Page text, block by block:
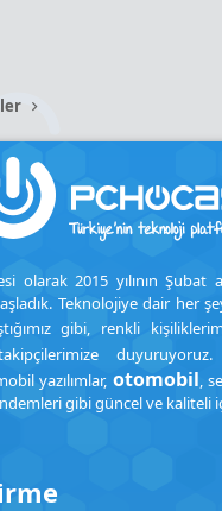
olarak 2015 yılının Şubat
Teknolojiye dair her
gibi, renkli
yazılımlar, otomobil,
gibi güncel ve kaliteli